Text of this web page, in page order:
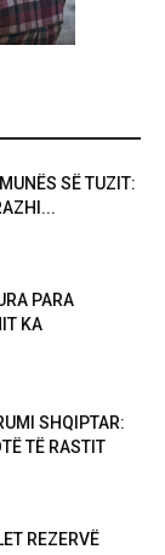
SË TUZIT:
PARA
KA
SHQIPTAR:
TË RASTIT
REZERVË